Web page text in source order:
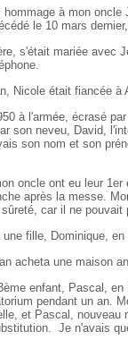
hommage à mon
le 10 mars
s'était mariée avec
Nicole était fiancée à
à l'armée, écrasé
son neveu, David,
son nom et son
oncle ont eu leur
après la messe.
car il ne
fille, Dominique, en
acheta une maison
enfant, Pascal,
pendant un an.
et Pascal,
Je n'avais